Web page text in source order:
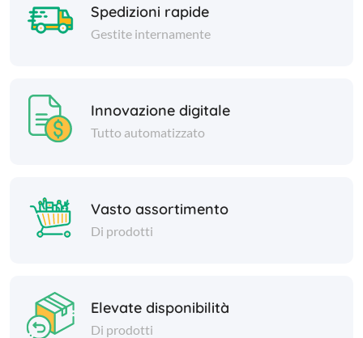
Spedizioni rapide
Gestite internamente
Innovazione digitale
Tutto automatizzato
Vasto assortimento
Di prodotti
Elevate disponibilità
Di prodotti